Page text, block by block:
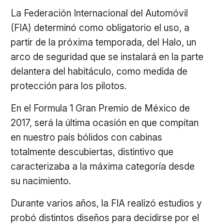
La Federación Internacional del Automóvil
(FIA) determinó como obligatorio el uso, a
partir de la próxima temporada, del Halo, un
arco de seguridad que se instalará en la parte
delantera del habitáculo, como medida de
protección para los pilotos.
En el Formula 1 Gran Premio de México de
2017, será la última ocasión en que compitan
en nuestro país bólidos con cabinas
totalmente descubiertas, distintivo que
caracterizaba a la máxima categoría desde
su nacimiento.
Durante varios años, la FIA realizó estudios y
probó distintos diseños para decidirse por el